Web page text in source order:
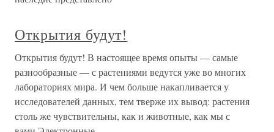
Открытия будут!
Открытия будут! В настоящее время опыты — самые
разнообразные — с растениями ведутся уже во многих
лабораториях мира. И чем больше накапливается у
исследователей данных, тем тверже их вывод: растения
столь же чувствительны, как и животные, как мы с